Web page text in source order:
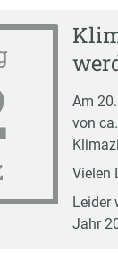
Am
von
Vielen
Leider
Jahr